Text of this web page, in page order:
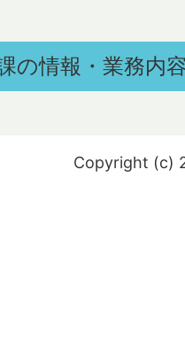
の情報・業務内
Copyright (c)